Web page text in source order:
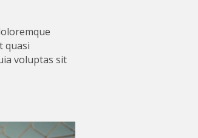
quasi
voluptas sit